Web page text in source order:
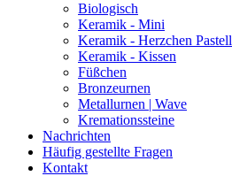
Biologisch
Keramik - Mini
Keramik - Herzchen Pastell
Keramik - Kissen
Füßchen
Bronzeurnen
Metallurnen | Wave
Kremationssteine
Nachrichten
Häufig gestellte Fragen
Kontakt